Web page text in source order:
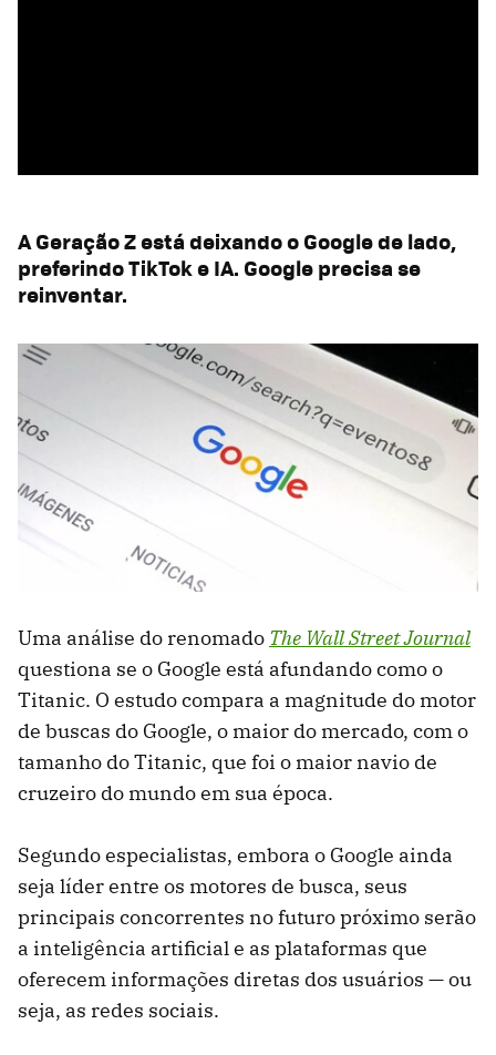
A Geração Z está deixando o Google de lado,
preferindo TikTok e IA. Google precisa se
reinventar.
Uma análise do renomado The Wall Street Journal
questiona se o Google está afundando como o
Titanic. O estudo compara a magnitude do motor
de buscas do Google, o maior do mercado, com o
tamanho do Titanic, que foi o maior navio de
cruzeiro do mundo em sua época.
Segundo especialistas, embora o Google ainda
seja líder entre os motores de busca, seus
principais concorrentes no futuro próximo serão
a inteligência artificial e as plataformas que
oferecem informações diretas dos usuários — ou
seja, as redes sociais.